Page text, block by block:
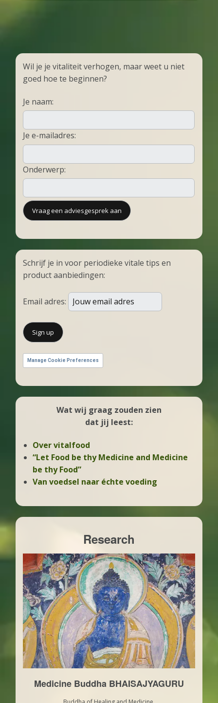
Wil je je vitaliteit verhogen, maar weet u niet
goed hoe te beginnen?
Je naam:
Je e-mailadres:
Onderwerp:
Schrijf je in voor periodieke vitale tips en
product aanbiedingen:
Email adres:
Manage Cookie Preferences
Wat wij graag zouden zien
dat jij leest:
Over vitalfood
“Let Food be thy Medicine and Medicine
be thy Food”
Van voedsel naar échte voeding
Research
Medicine Buddha BHAISAJYAGURU